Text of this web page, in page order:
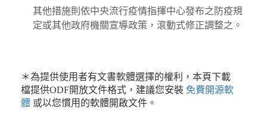
其他措施則依中央流行疫情指揮中心發布之防疫規
定或其他政府機關宣導政策，滾動式修正調整之。
＊為提供使用者有文書軟體選擇的權利，本頁下載
檔提供ODF開放文件格式，建議您安裝 免費開源軟
體 或以您慣用的軟體開啟文件。